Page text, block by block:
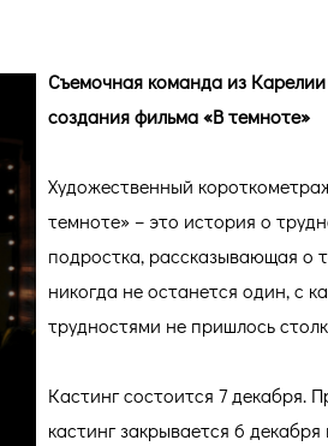
Съемочная команда из
создания фильма «В темноте»
Художественный
темноте» – это история о
подростка, рассказывающая о
никогда не останется один, с
трудностями не пришлось
Кастинг состоится 7 декабря.
кастинг закрывается 6